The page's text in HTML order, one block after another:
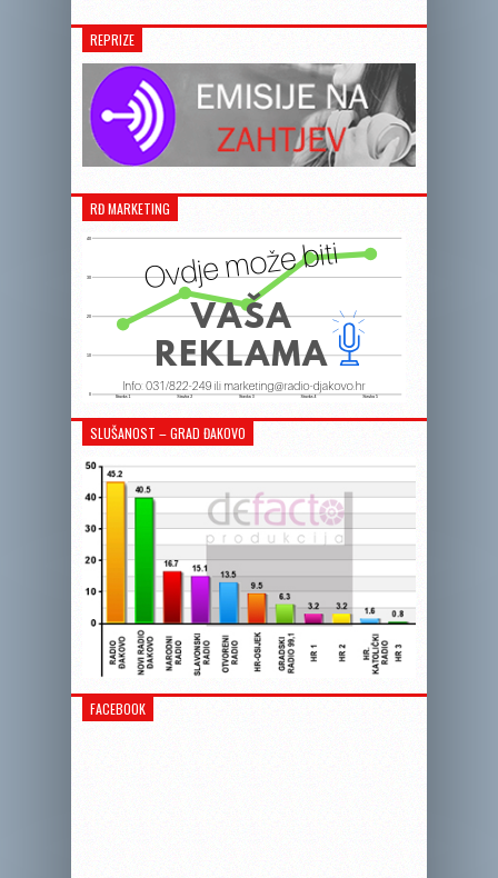
REPRIZE
RĐ MARKETING
SLUŠANOST – GRAD ĐAKOVO
FACEBOOK